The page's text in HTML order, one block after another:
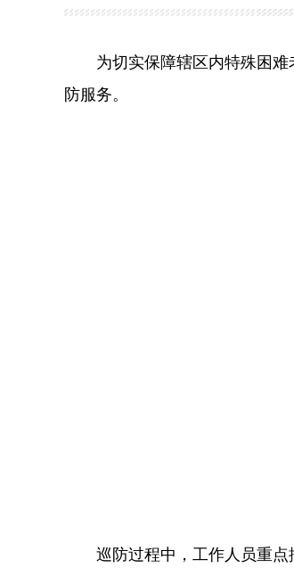
为切实保障辖区内特殊困难老
防服务。
巡防过程中，工作人员重点